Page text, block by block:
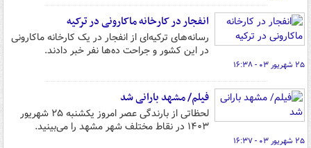
انفجار در کارخانه ماکارونی در ترکیه
رسانه‌های ترکیه‌ای از انفجار در یک کارخانه ماکارونی
در این کشور و جراحت ده‌ها نفر خبر دادند.
۲۵ شهریور ۰۳ - ۱۶:۳۸
فیلم/ مشهد بارانی شد
لحظاتی از بارندگی عصر امروز یکشنبه ۲۵ شهریور
۱۴۰۳ در نقاط مختلف شهر مشهد را می‌بینید.
۲۵ شهریور ۰۳ - ۱۶:۳۷